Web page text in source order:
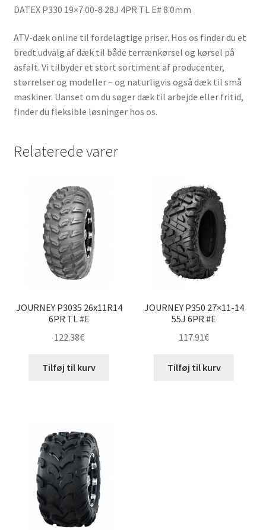
DATEX P330 19×7.00-8 28J 4PR TL E# 8.0mm
ATV-dæk online til fordelagtige priser. Hos os finder du et
bredt udvalg af dæk til både terrænkørsel og kørsel på
asfalt. Vi tilbyder et stort sortiment af producenter,
størrelser og modeller – og naturligvis også dæk til små
maskiner. Uanset om du søger dæk til arbejde eller fritid,
finder du fleksible løsninger hos os.
Relaterede varer
JOURNEY P3035 26x11R14
6PR TL #E
122.38€
Tilføj til kurv
JOURNEY P350 27×11-14
55J 6PR #E
117.91€
Tilføj til kurv